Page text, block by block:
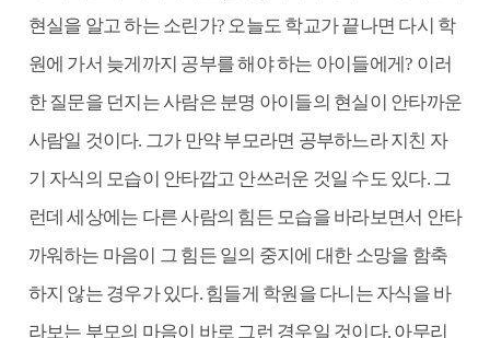
현실을 알고 하는 소린가? 오늘도 학교가 끝나면 다시 학
원에 가서 늦게까지 공부를 해야 하는 아이들에게? 이러
한 질문을 던지는 사람은 분명 아이들의 현실이 안타까운
사람일 것이다. 그가 만약 부모라면 공부하느라 지친 자
기 자식의 모습이 안타깝고 안쓰러운 것일 수도 있다. 그
런데 세상에는 다른 사람의 힘든 모습을 바라보면서 안타
까워하는 마음이 그 힘든 일의 중지에 대한 소망을 함축
하지 않는 경우가 있다. 힘들게 학원을 다니는 자식을 바
라보는 부모의 마음이 바로 그런 경우일 것이다. 아무리